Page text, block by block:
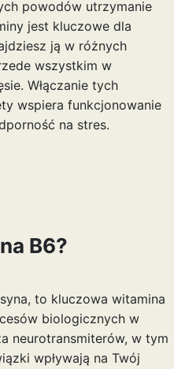
powodów utrzymanie
jest kluczowe dla
ją w różnych
wszystkim w
Włączanie tych
wspiera funkcjonowanie
na stres.
B6?
to kluczowa witamina
biologicznych w
neurotransmiterów, w tym
wpływają na Twój